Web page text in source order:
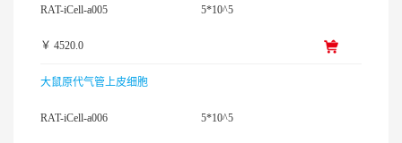
RAT-iCell-a005 5*10^5
￥ 4520.0
大鼠原代气管上皮细胞
RAT-iCell-a006 5*10^5